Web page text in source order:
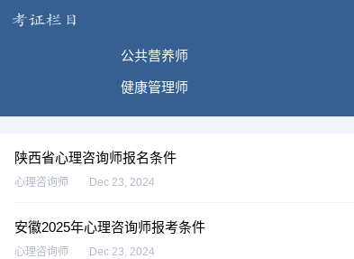
公共营养师
健康管理师
陕西省心理咨询师报名条件
心理咨询师 Dec 23, 2024
安徽2025年心理咨询师报考条件
心理咨询师 Dec 23, 2024